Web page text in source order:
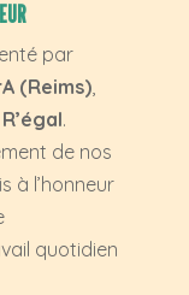
par
(Reims),
.
de nos
à l’honneur
quotidien